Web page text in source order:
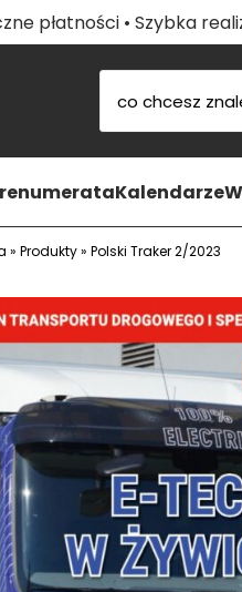
płatności • Szybka
Kalendarze
» Produkty» Polski Traker 2/2023